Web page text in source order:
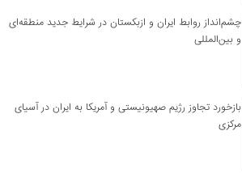
چشم‌انداز روابط ایران و ازبکستان در شرایط جدید منطقه‌ای
و بین‌المللی
​بازخورد تجاوز رژیم صهیونیستی و آمریکا به ایران در آسیای
مرکزی